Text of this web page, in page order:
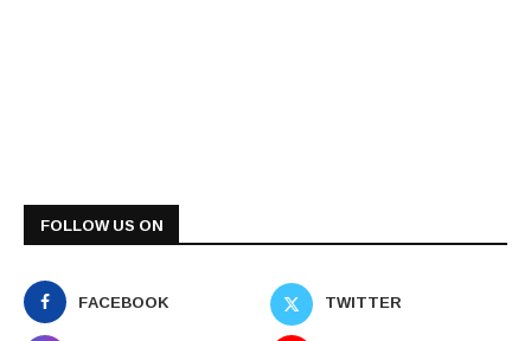
FOLLOW US ON
FACEBOOK
TWITTER